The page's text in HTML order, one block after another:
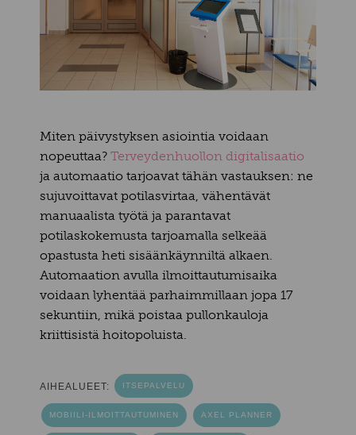
Miten päivystyksen asiointia voidaan
nopeuttaa? Terveydenhuollon digitalisaatio
ja automaatio tarjoavat tähän vastauksen: ne
sujuvoittavat potilasvirtaa, vähentävät
manuaalista työtä ja parantavat
potilaskokemusta tarjoamalla selkeää
opastusta heti sisäänkäynniltä alkaen.
Automaation avulla ilmoittautumisaika
voidaan lyhentää parhaimmillaan jopa 17
sekuntiin, mikä poistaa pullonkauloja
kriittisistä hoitopoluista.
AIHEALUEET: ITSEPALVELU
MOBIILI-ILMOITTAUTUMINEN AXEL PLANNER